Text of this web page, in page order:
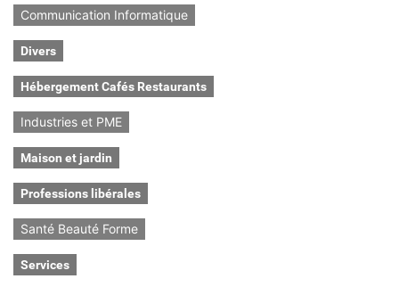
Communication Informatique
Divers
Hébergement Cafés Restaurants
Industries et PME
Maison et jardin
Professions libérales
Santé Beauté Forme
Services